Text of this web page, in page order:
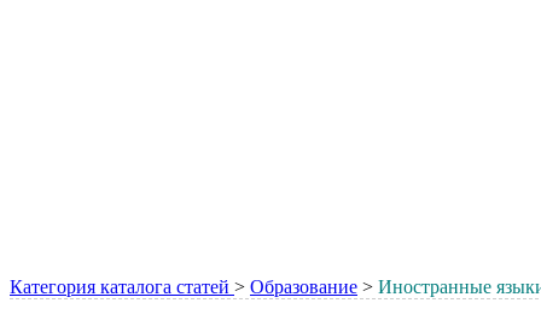
Категория каталога статей > Образование > Иностранные